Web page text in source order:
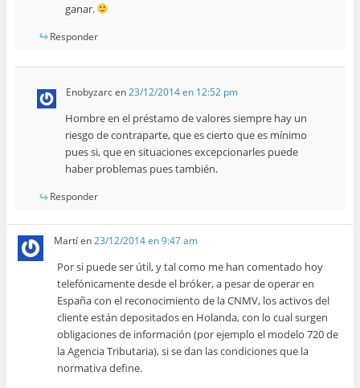
ganar.
Responder
Enobyzarcen23/12/2014 en 12:52 pm
Hombre en el préstamo de valores siempre hay un
riesgo de contraparte, que es cierto que es mínimo
pues si, que en situaciones excepcionarles puede
haber problemas pues también.
Responder
Martíen23/12/2014 en 9:47 am
Por si puede ser útil, y tal como me han comentado hoy
telefónicamente desde el bróker, a pesar de operar en
España con el reconocimiento de la CNMV, los activos del
cliente están depositados en Holanda, con lo cual surgen
obligaciones de información (por ejemplo el modelo 720 de
la Agencia Tributaria), si se dan las condiciones que la
normativa define.